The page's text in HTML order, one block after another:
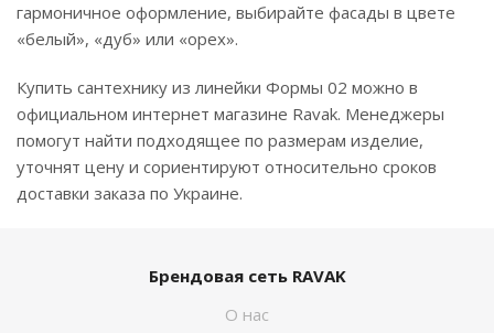
гармоничное оформление, выбирайте фасады в цвете
«белый», «дуб» или «орех».
Купить сантехнику из линейки Формы 02 можно в
официальном интернет магазине Ravak. Менеджеры
помогут найти подходящее по размерам изделие,
уточнят цену и сориентируют относительно сроков
доставки заказа по Украине.
Брендовая сеть RAVAK
О нас